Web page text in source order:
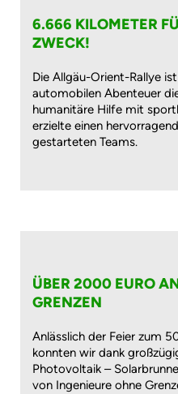
6.666 KILOMETER
ZWECK!
Die Allgäu-Orient-Rallye
automobilen Abenteuer
humanitäre Hilfe mit
erzielte einen
gestarteten Teams.
ÜBER 2000 EURO
GRENZEN
Anlässlich der Feier zum
konnten wir dank
Photovoltaik –
von Ingenieure ohne